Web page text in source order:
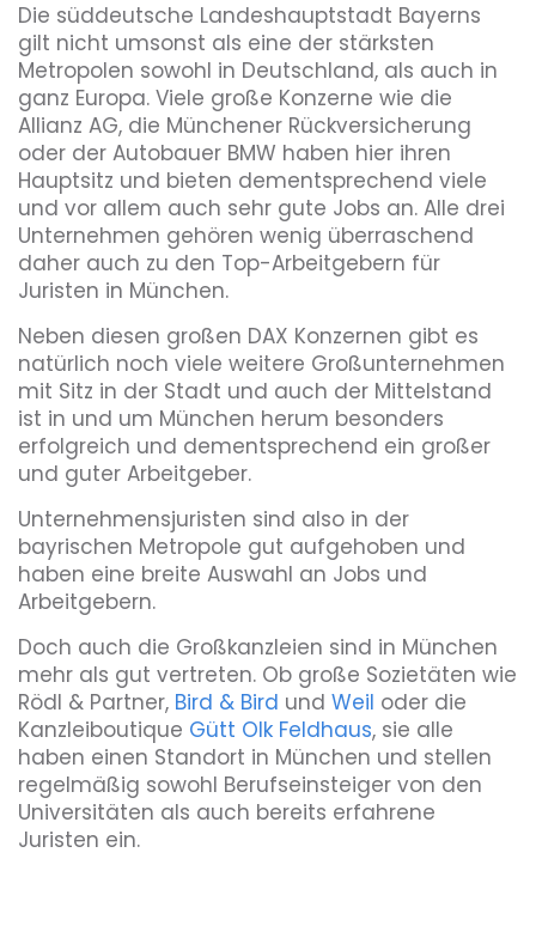
Die süddeutsche Landeshauptstadt Bayerns
gilt nicht umsonst als eine der stärksten
Metropolen sowohl in Deutschland, als auch in
ganz Europa. Viele große Konzerne wie die
Allianz AG, die Münchener Rückversicherung
oder der Autobauer BMW haben hier ihren
Hauptsitz und bieten dementsprechend viele
und vor allem auch sehr gute Jobs an. Alle drei
Unternehmen gehören wenig überraschend
daher auch zu den Top-Arbeitgebern für
Juristen in München.
Neben diesen großen DAX Konzernen gibt es
natürlich noch viele weitere Großunternehmen
mit Sitz in der Stadt und auch der Mittelstand
ist in und um München herum besonders
erfolgreich und dementsprechend ein großer
und guter Arbeitgeber.
Unternehmensjuristen sind also in der
bayrischen Metropole gut aufgehoben und
haben eine breite Auswahl an Jobs und
Arbeitgebern.
Doch auch die Großkanzleien sind in München
mehr als gut vertreten. Ob große Sozietäten wie
Rödl & Partner, Bird & Bird und Weil oder die
Kanzleiboutique Gütt Olk Feldhaus, sie alle
haben einen Standort in München und stellen
regelmäßig sowohl Berufseinsteiger von den
Universitäten als auch bereits erfahrene
Juristen ein.